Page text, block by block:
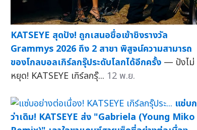
KATSEYE สุดปัง! ถูกเสนอชื่อเข้าชิงรางวัล
Grammys 2026 ถึง 2 สาขา พิสูจน์ความสามารถ
ของโกลบอลเกิร์ลกรุ๊ประดับโลกได้อีกครั้ง — ปังไม่
หยุด! KATSEYE เกิร์ลกรุ๊... 12 พ.ย.
แซ่บก
ว่าเดิม! KATSEYE ส่ง "Gabriela (Young Miko